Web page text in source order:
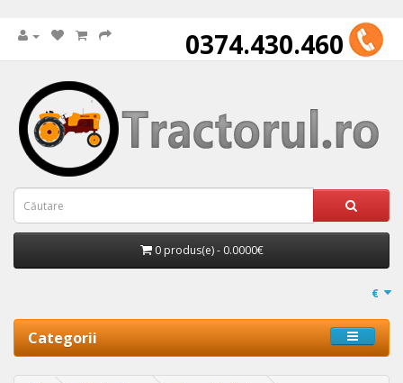
0374.430.460
0 produs(e) - 0.0000€
€
Categorii